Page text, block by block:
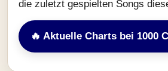
die zuletzt gespielten Songs
🔥 Aktuelle Charts bei 1000